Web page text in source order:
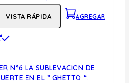
VISTA RÁPIDA AGREGAR
N°6 LA SUBLEVACION DE
EN EL ” GHETTO “.